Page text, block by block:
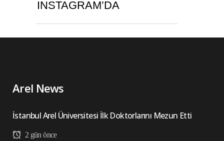
INSTAGRAM’DA
Arel News
İstanbul Arel Üniversitesi İlk Doktorlarını Mezun Etti
2 gün önce